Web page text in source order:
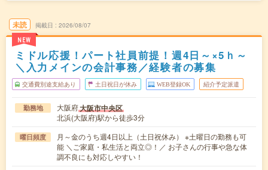
未読
NEW
掲載日 2026/08/07
ミドル応援！パート社員前提！週4日～×5ｈ～
＼入力メインの会計事務／経験者の募集
交通費別途支給あり 土日祝日が休み WEB登録OK 紹介予定派遣
勤務地 大阪府大阪市中央区
北浜(大阪府)駅から徒歩3分
曜日頻度
月～金のうち週4日以上（土日祝休み） ※土曜日の勤務も可
能 ＼ご家庭・私生活と両立◎！／ お子さんの行事や急な体
調不良にも対応しやすい！